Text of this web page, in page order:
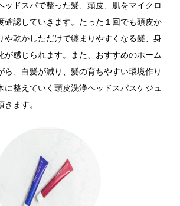
ッドスパで整った髪、頭皮、肌をマイクロ
確認していきます。たった１回でも頭皮か
や乾かしただけで纏まりやすくなる髪、身
が感じられます。また、おすすめのホーム
ら、白髪が減り、髪の育ちやすい環境作り
に整えていく頭皮洗浄ヘッドスパスケジュ
ます。